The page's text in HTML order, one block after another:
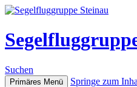
Suchen
Primäres Menü Springe zum